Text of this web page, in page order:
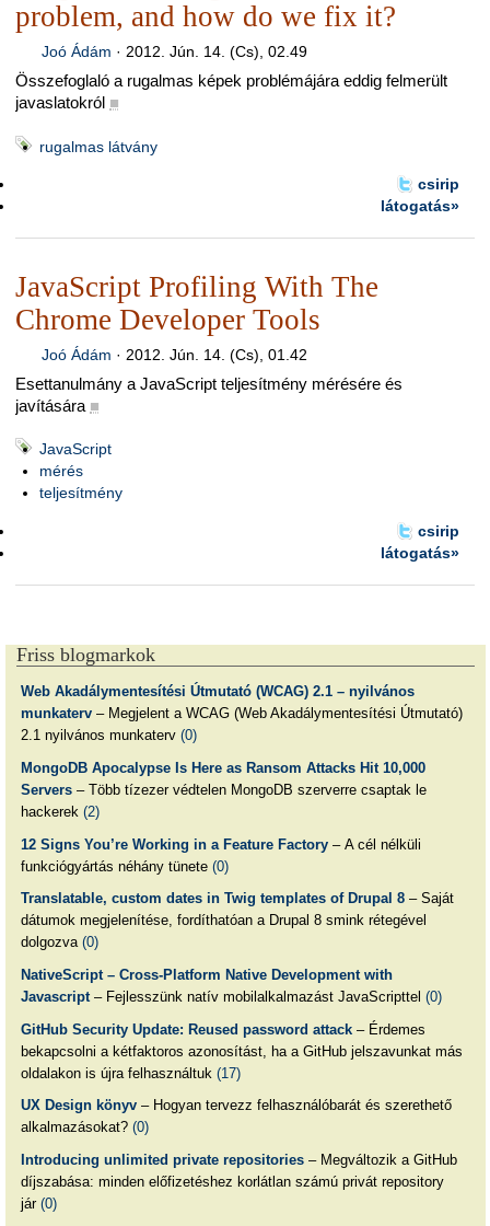
problem, and how do we fix it?
Joó Ádám · 2012. Jún. 14. (Cs), 02.49
Összefoglaló a rugalmas képek problémájára eddig felmerült
javaslatokról ■
rugalmas látvány
csirip
látogatás»
JavaScript Profiling With The
Chrome Developer Tools
Joó Ádám · 2012. Jún. 14. (Cs), 01.42
Esettanulmány a JavaScript teljesítmény mérésére és
javítására ■
JavaScript
mérés
teljesítmény
csirip
látogatás»
Friss blogmarkok
Web Akadálymentesítési Útmutató (WCAG) 2.1 – nyilvános
munkaterv– Megjelent a WCAG (Web Akadálymentesítési Útmutató)
2.1 nyilvános munkaterv (0)
MongoDB Apocalypse Is Here as Ransom Attacks Hit 10,000
Servers– Több tízezer védtelen MongoDB szerverre csaptak le
hackerek (2)
12 Signs You’re Working in a Feature Factory– A cél nélküli
funkciógyártás néhány tünete (0)
Translatable, custom dates in Twig templates of Drupal 8– Saját
dátumok megjelenítése, fordíthatóan a Drupal 8 smink rétegével
dolgozva (0)
NativeScript – Cross-Platform Native Development with
Javascript– Fejlesszünk natív mobilalkalmazást JavaScripttel (0)
GitHub Security Update: Reused password attack– Érdemes
bekapcsolni a kétfaktoros azonosítást, ha a GitHub jelszavunkat más
oldalakon is újra felhasználtuk (17)
UX Design könyv– Hogyan tervezz felhasználóbarát és szerethető
alkalmazásokat? (0)
Introducing unlimited private repositories– Megváltozik a GitHub
díjszabása: minden előfizetéshez korlátlan számú privát repository
jár (0)